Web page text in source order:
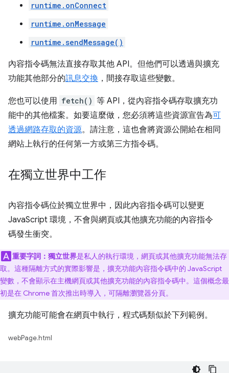
runtime.onConnect
runtime.onMessage
runtime.sendMessage()
內容指令碼無法直接存取其他 API。但他們可以透過與擴充
功能其他部分的訊息交換 ，間接存取這些變數。
您也可以使用 fetch() 等 API，從內容指令碼存取擴充功
能中的其他檔案。如要這麼做，您必須將這些資源宣告為可
透過網路存取的資源。請注意，這也會將資源公開給在相同
網站上執行的任何第一方或第三方指令碼。
在獨立世界中工作
內容指令碼位於獨立世界中，因此內容指令碼可以變更
JavaScript 環境，不會與網頁或其他擴充功能的內容指令
碼發生衝突。
重要字詞： 獨立世界是私人的執行環境，網頁或其他擴充功能無法存
取。這種隔離方式的實際影響是，擴充功能內容指令碼中的 JavaScript
變數，不會顯示在主機網頁或其他擴充功能的內容指令碼中。這個概念最
初是在 Chrome 首次推出時導入，可隔離瀏覽器分頁。
擴充功能可能會在網頁中執行，程式碼類似於下列範例。
webPage.html